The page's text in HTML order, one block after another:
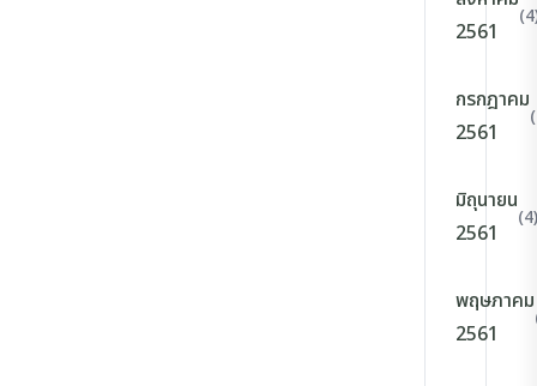
2561
กรกฎาคม
2561
มิถุนายน
2561
(4)
พฤษภาคม
2561